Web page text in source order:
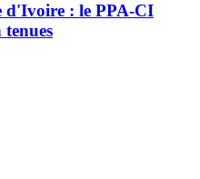
d'Ivoire : le PPA-CI
tenues